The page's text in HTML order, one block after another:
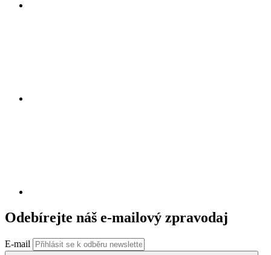
Odebírejte náš e-mailový zpravodaj
E-mail